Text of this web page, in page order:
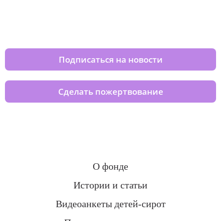
Подписаться на новости
Сделать пожертвование
О фонде
Истории и статьи
Видеоанкеты детей-сирот